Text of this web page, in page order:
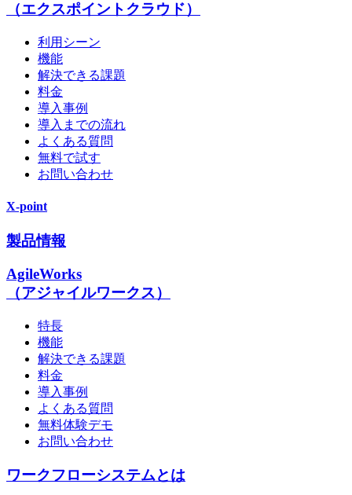
（エクスポイントクラウド）
利用シーン
機能
解決できる課題
料金
導入事例
導入までの流れ
よくある質問
無料で試す
お問い合わせ
X-point
製品情報
AgileWorks
（アジャイルワークス）
特長
機能
解決できる課題
料金
導入事例
よくある質問
無料体験デモ
お問い合わせ
ワークフローシステムとは